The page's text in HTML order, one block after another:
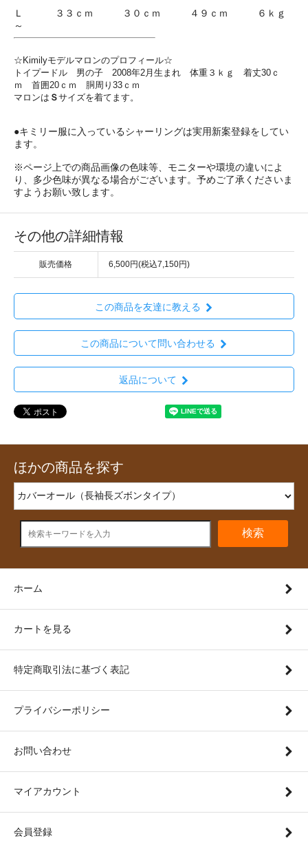
Ｌ ３３ｃｍ ３０ｃｍ ４９ｃｍ ６ｋｇ
～
☆Kimilyモデルマロンのプロフィール☆
トイプードル 男の子 2008年2月生まれ 体重３ｋｇ 着丈30ｃ
ｍ 首囲20ｃｍ 胴周り33ｃｍ
マロンは Ｓサイズを着てます。
●キミリー服に入っているシャーリングは実用新案登録をしてい
ます。
※ページ上での商品画像の色味等、モニターや環境の違いによ
り、多少色味が異なる場合がございます。予めご了承くださいま
すようお願い致します。
その他の詳細情報
販売価格 6,500円(税込7,150円)
この商品を友達に教える
この商品について問い合わせる
返品について
ほかの商品を探す
検索
ホーム
カートを見る
特定商取引法に基づく表記
プライバシーポリシー
お問い合わせ
マイアカウント
会員登録